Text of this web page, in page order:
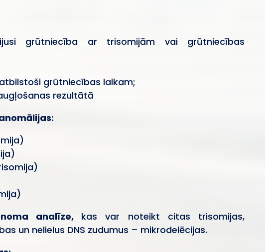
grūtniecība ar trisomijām vai grūtniecības
grūtniecības laikam;
rezultātā
analīze, kas var noteikt citas trisomijas,
un nelielus DNS zudumus – mikrodelēcijas.